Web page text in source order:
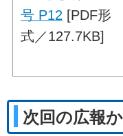
号 P12 [PDF形
式／127.7KB]
次回の広報